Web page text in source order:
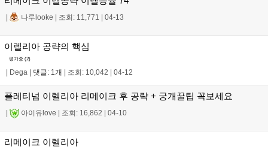
| 나루looke | 조회: 11,771 | 04-13
이렐리아 공략의 핵심
평가중 (2)
Dega 댓글: 1개 조회: 10,042 04-12
플레티넘 이렐리아 리메이크 후 공략 + 궁개꿀팁 꼭보세요
아이유love 조회: 16,862 04-10
리메이크 이렐리아